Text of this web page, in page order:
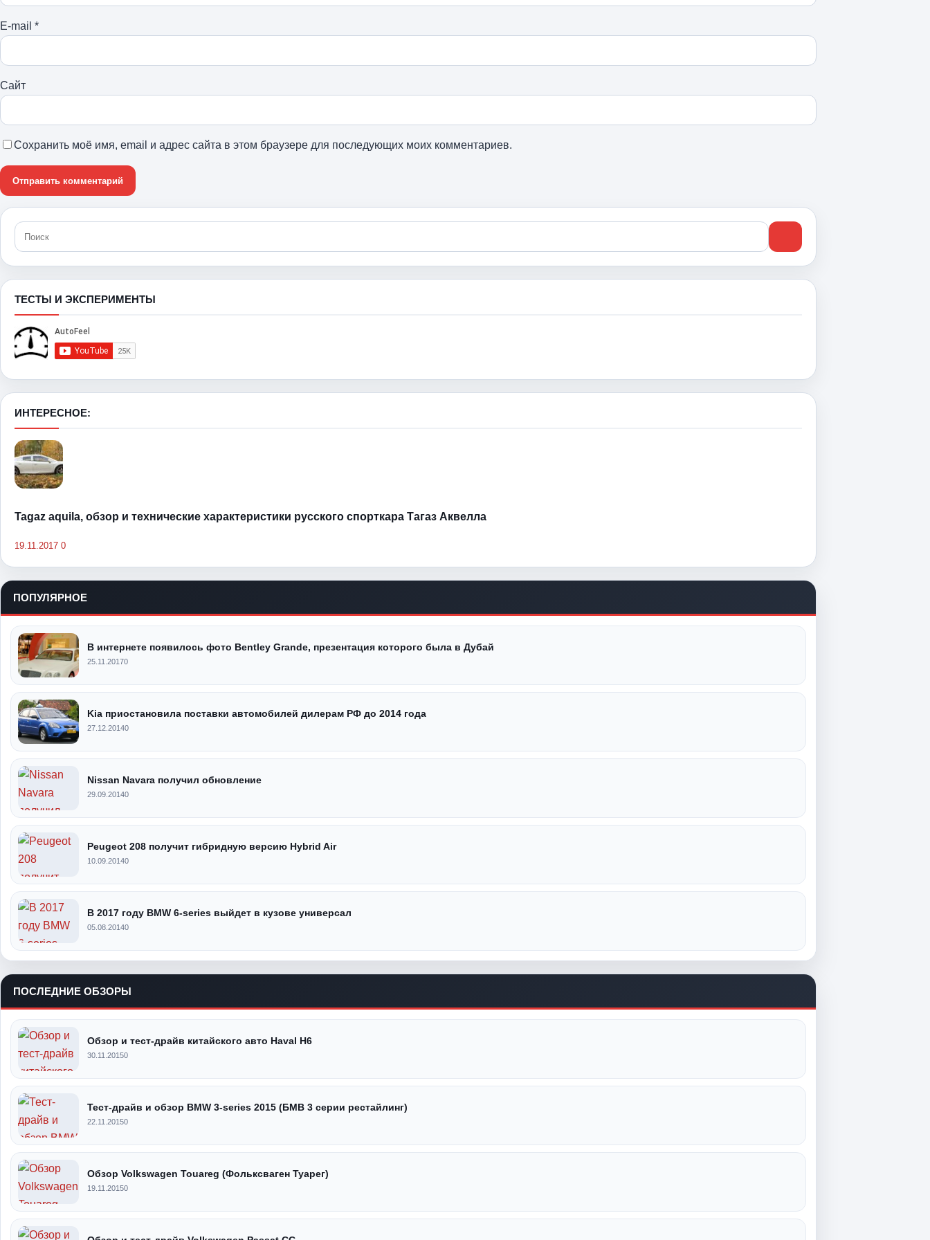
E-mail *
Сайт
Сохранить моё имя, email и адрес сайта в этом браузере для последующих моих комментариев.
ТЕСТЫ И ЭКСПЕРИМЕНТЫ
ИНТЕРЕСНОЕ:
Tagaz aquila, обзор и технические характеристики русского спорткара Тагаз Аквелла
19.11.2017 0
ПОПУЛЯРНОЕ
В интернете появилось фото Bentley Grande, презентация которого была в Дубай
25.11.20170
Kia приостановила поставки автомобилей дилерам РФ до 2014 года
27.12.20140
Nissan Navara получил обновление
29.09.20140
Peugeot 208 получит гибридную версию Hybrid Air
10.09.20140
В 2017 году BMW 6-series выйдет в кузове универсал
05.08.20140
ПОСЛЕДНИЕ ОБЗОРЫ
Обзор и тест-драйв китайского авто Haval H6
30.11.20150
Тест-драйв и обзор BMW 3-series 2015 (БМВ 3 серии рестайлинг)
22.11.20150
Обзор Volkswagen Touareg (Фольксваген Туарег)
19.11.20150